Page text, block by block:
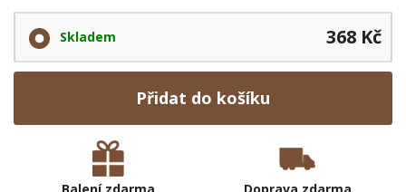
Skladem 368 Kč
Přidat do košíku